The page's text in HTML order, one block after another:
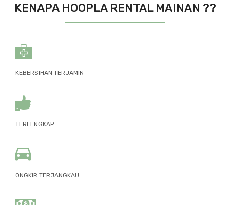
KENAPA HOOPLA RENTAL MAINAN ??
KEBERSIHAN TERJAMIN
TERLENGKAP
ONGKIR TERJANGKAU